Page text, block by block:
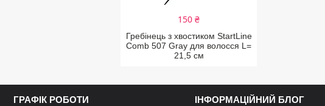
150 ₴
Гребінець з хвостиком StartLine
Comb 507 Gray для волосся L=
21,5 см
ГРАФІК РОБОТИ ІНФОРМАЦІЙНИЙ БЛОГ